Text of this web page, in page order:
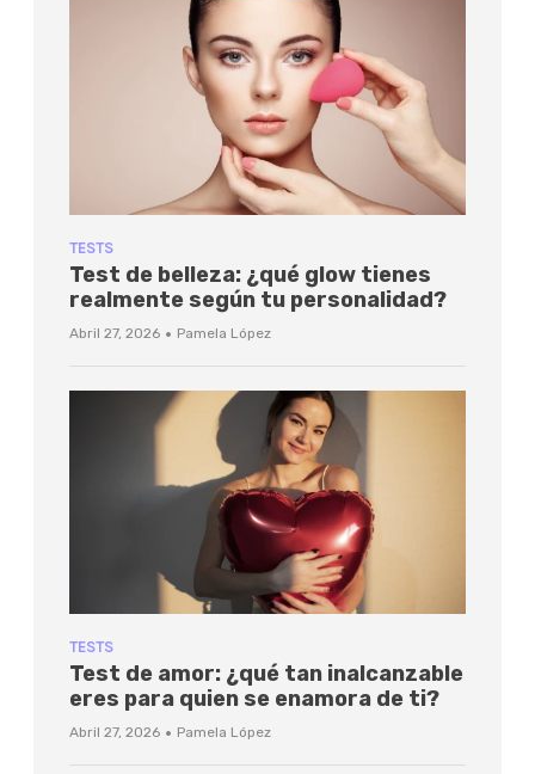
TESTS
Test de belleza: ¿qué glow tienes
realmente según tu personalidad?
Abril 27, 2026 · Pamela López
TESTS
Test de amor: ¿qué tan inalcanzable
eres para quien se enamora de ti?
Abril 27, 2026 · Pamela López